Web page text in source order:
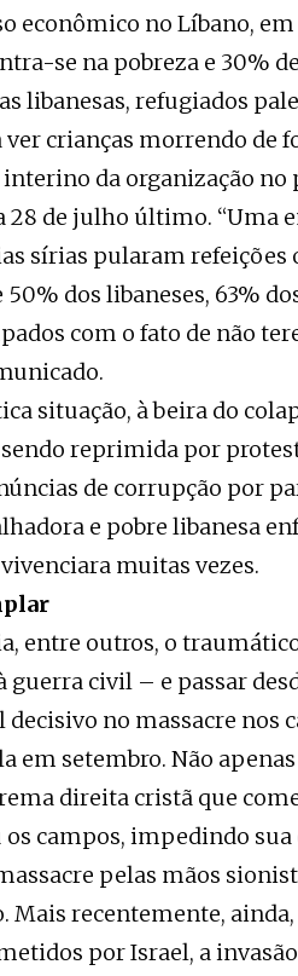
econômico no Líbano, em
se na pobreza e 30%
libanesas, refugiados
ver crianças morrendo de
interino da organização
28 de julho último. “Uma
sírias pularam
dos libaneses, 63%
com o fato de não
situação, à beira do
reprimida por
de corrupção por
e pobre libanesa
muitas vezes.
entre outros, o
guerra civil – e passar
decisivo no massacre nos
em setembro. Não
direita cristã que
campos, impedindo sua
pelas mãos
Mais recentemente,
por Israel, a